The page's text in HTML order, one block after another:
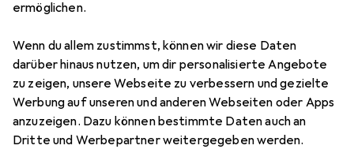
ermöglichen.
Wenn du allem zustimmst, können wir diese Daten
darüber hinaus nutzen, um dir personalisierte Angebote
zu zeigen, unsere Webseite zu verbessern und gezielte
Werbung auf unseren und anderen Webseiten oder Apps
anzuzeigen. Dazu können bestimmte Daten auch an
Dritte und Werbepartner weitergegeben werden.
Kit 568 (DigtaSoft Pro)
Preis in EUR inkl. MwSt.
Bewertungen